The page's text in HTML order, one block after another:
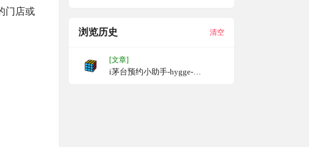
门店或
浏览历史 清空
[文章]
i茅台预约小助手-hygge-